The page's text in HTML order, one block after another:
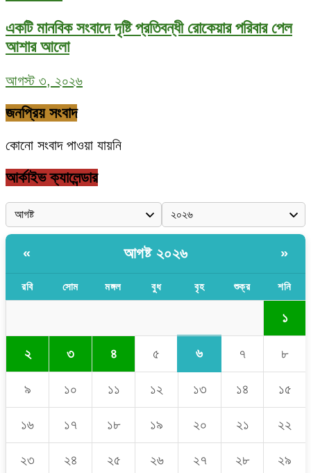
একটি মানবিক সংবাদে দৃষ্টি প্রতিবন্ধী রোকেয়ার পরিবার পেল
আশার আলো
আগস্ট ৩, ২০২৬
জনপ্রিয় সংবাদ
কোনো সংবাদ পাওয়া যায়নি
আর্কাইভ ক্যালেন্ডার
« আগষ্ট ২০২৬ »
রবি সোম মঙ্গল বুধ বৃহ শুক্র শনি
১
২ ৩ ৪ ৫ ৬ ৭ ৮
৯ ১০ ১১ ১২ ১৩ ১৪ ১৫
১৬ ১৭ ১৮ ১৯ ২০ ২১ ২২
২৩ ২৪ ২৫ ২৬ ২৭ ২৮ ২৯